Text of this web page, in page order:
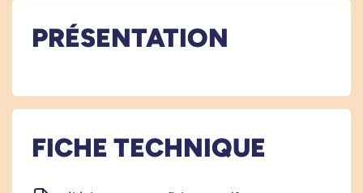
PRÉSENTATION
FICHE TECHNIQUE